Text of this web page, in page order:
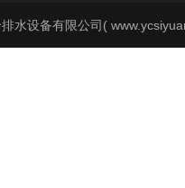
水设备有限公司(